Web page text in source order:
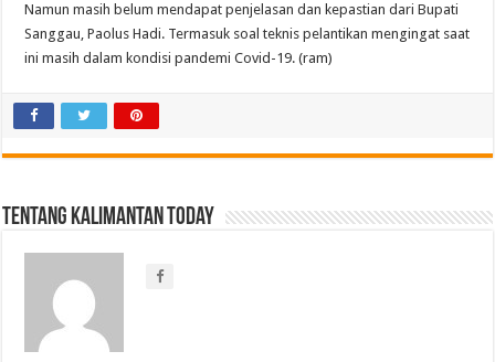
Namun masih belum mendapat penjelasan dan kepastian dari Bupati
Sanggau, Paolus Hadi. Termasuk soal teknis pelantikan mengingat saat
ini masih dalam kondisi pandemi Covid-19. (ram)
Tentang Kalimantan Today